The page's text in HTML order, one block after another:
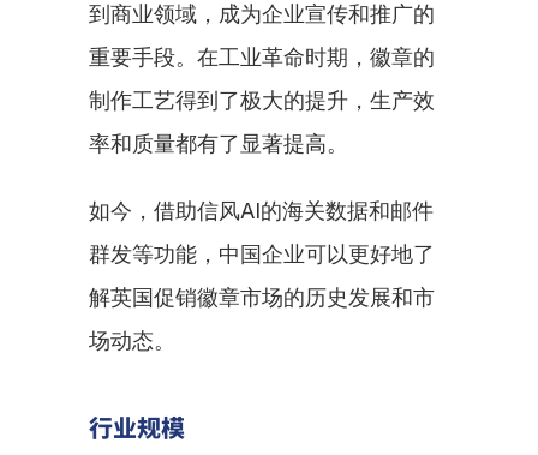
到商业领域，成为企业宣传和推广的
重要手段。在工业革命时期，徽章的
制作工艺得到了极大的提升，生产效
率和质量都有了显著提高。
如今，借助信风AI的海关数据和邮件
群发等功能，中国企业可以更好地了
解英国促销徽章市场的历史发展和市
场动态。
行业规模